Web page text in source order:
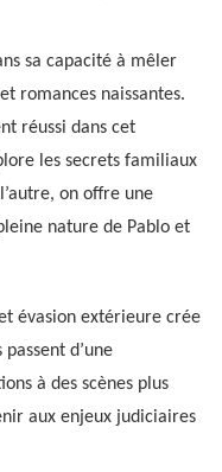
sa capacité à mêler
romances naissantes.
réussi dans cet
les secrets familiaux
on offre une
nature de Pablo et
évasion extérieure crée
d’une
à des scènes plus
aux enjeux judiciaires